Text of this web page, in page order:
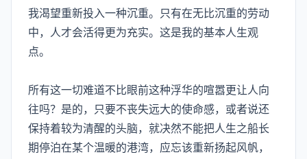
我渴望重新投入一种沉重。只有在无比沉重的劳动
中，人才会活得更为充实。这是我的基本人生观
点。
所有这一切难道不比眼前这种浮华的喧嚣更让人向
往吗？是的，只要不丧失远大的使命感，或者说还
保持着较为清醒的头脑，就决然不能把人生之船长
期停泊在某个温暖的港湾，应忘该重新扬起风帆，